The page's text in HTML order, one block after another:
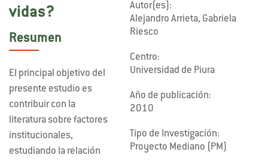
vidas?
Resumen
El principal objetivo del
presente estudio es
contribuir con la
literatura sobre factores
institucionales,
estudiando la relación
Autor(es):
Alejandro Arrieta, Gabriela
Riesco
Centro:
Universidad de Piura
Año de publicación:
2010
Tipo de Investigación:
Proyecto Mediano (PM)